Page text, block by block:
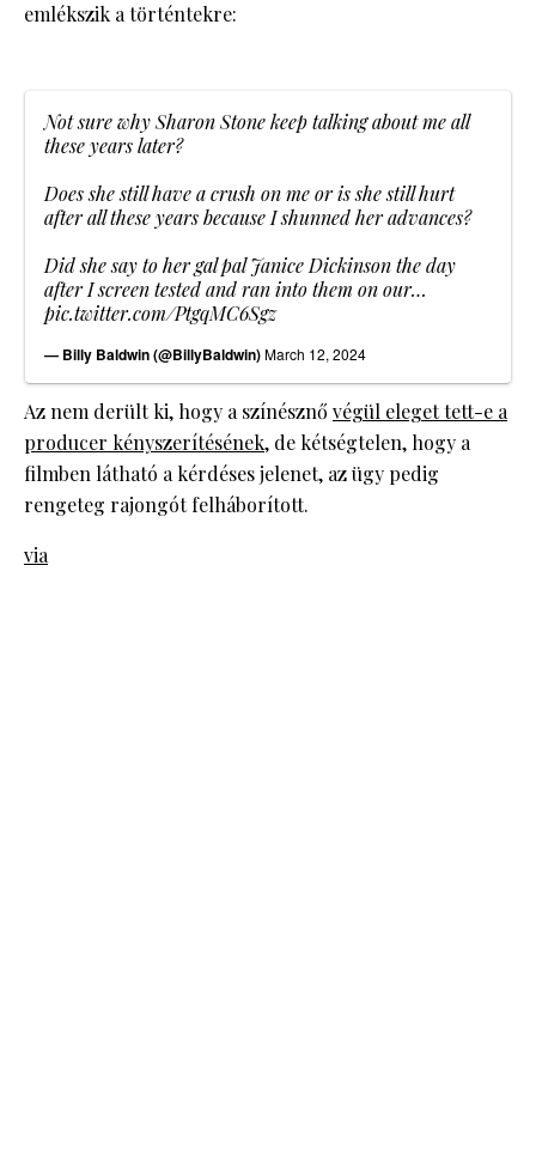
emlékszik a történtekre:
Not sure why Sharon Stone keep talking about me all
these years later?
Does she still have a crush on me or is she still hurt
after all these years because I shunned her advances?
Did she say to her gal pal Janice Dickinson the day
after I screen tested and ran into them on our…
pic.twitter.com/PtgqMC6Sgz
— Billy Baldwin (@BillyBaldwin)March 12, 2024
Az nem derült ki, hogy a színésznő végül eleget tett-e a
producer kényszerítésének, de kétségtelen, hogy a
filmben látható a kérdéses jelenet, az ügy pedig
rengeteg rajongót felháborított.
via